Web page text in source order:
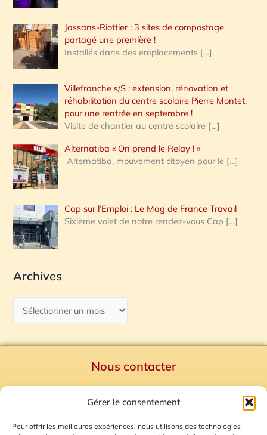
Gérer le consentement
Pour offrir les meilleures expériences, nous utilisons des technologies
Jassans-Riottier : 3 sites de compostage
partagé une première !
Installés dans des emplacements […]
Villefranche s/S : extension, rénovation et
réhabilitation du centre scolaire Pierre Montet,
pour une rentrée en septembre !
Visite de chantier au centre scolaire […]
Alternatiba « On prend le Relay ! »
Alternatiba, mouvement citoyen pour le […]
Cap sur l’Emploi : Le Mag de France Travail
Sixième volet de notre rendez-vous Cap […]
Archives
Nous contacter
Mentions Légales
Plan du site